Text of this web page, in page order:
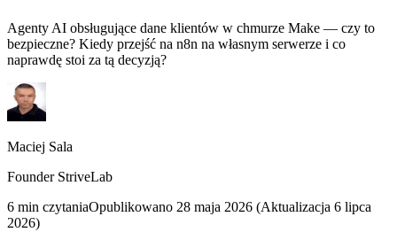
Agenty AI obsługujące dane klientów w chmurze Make — czy to
bezpieczne? Kiedy przejść na n8n na własnym serwerze i co
naprawdę stoi za tą decyzją?
Maciej Sala
Founder StriveLab
6 min czytaniaOpublikowano 28 maja 2026 (Aktualizacja 6 lipca
2026)